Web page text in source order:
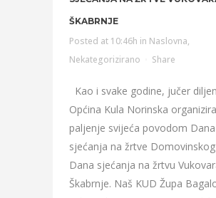
ŠKABRNJE
Posted at 10:46h in Naslovna,
Nekategorizirano
Share
Kao i svake godine, jučer
Općina Kula Norinska
paljenje svijeća povodom Dana
sjećanja na žrtve
Dana sjećanja na žrtvu
Škabrnje. Naš KUD Župa